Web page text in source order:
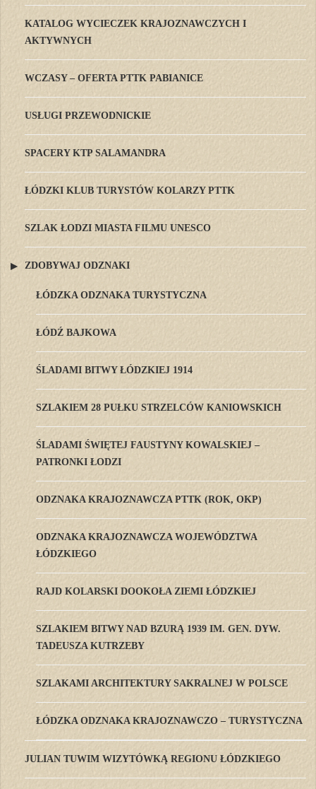
KATALOG WYCIECZEK KRAJOZNAWCZYCH I
AKTYWNYCH
WCZASY – OFERTA PTTK PABIANICE
USŁUGI PRZEWODNICKIE
SPACERY KTP SALAMANDRA
ŁÓDZKI KLUB TURYSTÓW KOLARZY PTTK
SZLAK ŁODZI MIASTA FILMU UNESCO
ZDOBYWAJ ODZNAKI
ŁÓDZKA ODZNAKA TURYSTYCZNA
ŁÓDŹ BAJKOWA
ŚLADAMI BITWY ŁÓDZKIEJ 1914
SZLAKIEM 28 PUŁKU STRZELCÓW KANIOWSKICH
ŚLADAMI ŚWIĘTEJ FAUSTYNY KOWALSKIEJ –
PATRONKI ŁODZI
ODZNAKA KRAJOZNAWCZA PTTK (ROK, OKP)
ODZNAKA KRAJOZNAWCZA WOJEWÓDZTWA
ŁÓDZKIEGO
RAJD KOLARSKI DOOKOŁA ZIEMI ŁÓDZKIEJ
SZLAKIEM BITWY NAD BZURĄ 1939 IM. GEN. DYW.
TADEUSZA KUTRZEBY
SZLAKAMI ARCHITEKTURY SAKRALNEJ W POLSCE
ŁÓDZKA ODZNAKA KRAJOZNAWCZO – TURYSTYCZNA
JULIAN TUWIM WIZYTÓWKĄ REGIONU ŁÓDZKIEGO